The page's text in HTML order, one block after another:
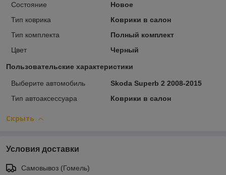
Состояние
Новое
Тип коврика
Коврики в салон
Тип комплекта
Полный комплект
Цвет
Черный
Пользовательские характеристики
Выберите автомобиль
Skoda Superb 2 2008-2015
Тип автоаксессуара
Коврики в салон
Скрыть
Условия доставки
Самовывоз (Гомель)